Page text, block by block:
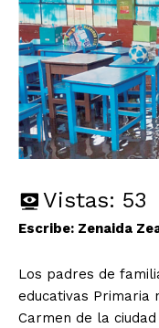
Vistas: 53
Escribe: Zenaida
Los padres de
educativas Primaria
Carmen de la